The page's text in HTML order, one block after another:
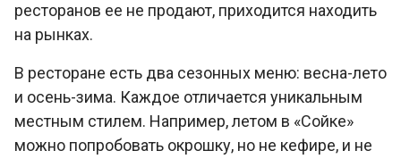
ресторанов ее не продают, приходится находить
на рынках.
В ресторане есть два сезонных меню: весна-лето
и осень-зима. Каждое отличается уникальным
местным стилем. Например, летом в «Сойке»
можно попробовать окрошку, но не кефире, и не